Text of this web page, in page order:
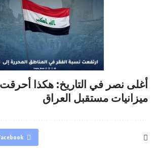
أغلى نصر في التاريخ: هكذا
ميزانيات مستقبل العراق